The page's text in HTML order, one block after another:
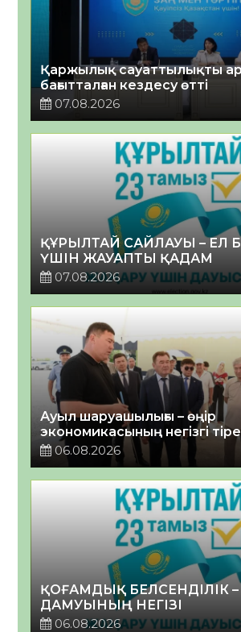
Қаржылық сауаттылықты
бағытталған кездесу өтті
07.08.2026
ҚҰРЫЛТАЙ САЙЛАУЫ – ЕЛ
ҮШІН ЖАУАПТЫ ҚАДАМ
07.08.2026
Ауыл шаруашылығы – өңір
экономикасының негізгі
06.08.2026
ҚОҒАМДЫҚ БЕЛСЕНДІЛІК –
ДАМУЫНЫҢ НЕГІЗІ
06.08.2026